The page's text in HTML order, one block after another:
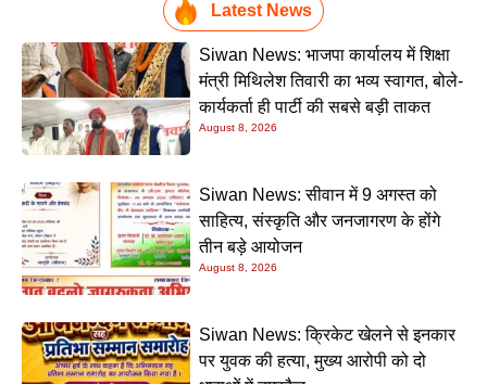
Latest News
Siwan News: भाजपा कार्यालय में शिक्षा
मंत्री मिथिलेश तिवारी का भव्य स्वागत, बोले-
कार्यकर्ता ही पार्टी की सबसे बड़ी ताकत
August 8, 2026
Siwan News: सीवान में 9 अगस्त को
साहित्य, संस्कृति और जनजागरण के होंगे
तीन बड़े आयोजन
August 8, 2026
Siwan News: क्रिकेट खेलने से इनकार
पर युवक की हत्या, मुख्य आरोपी को दो